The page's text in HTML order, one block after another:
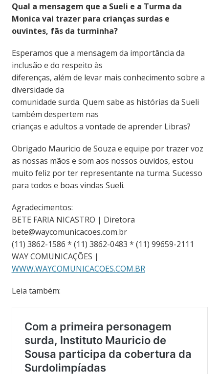
Qual a mensagem que a Sueli e a Turma da
Monica vai trazer para crianças surdas e
ouvintes, fãs da turminha?
Esperamos que a mensagem da importância da
inclusão e do respeito às
diferenças, além de levar mais conhecimento sobre a
diversidade da
comunidade surda. Quem sabe as histórias da Sueli
também despertem nas
crianças e adultos a vontade de aprender Libras?
Obrigado Mauricio de Souza e equipe por trazer voz
as nossas mãos e som aos nossos ouvidos, estou
muito feliz por ter representante na turma. Sucesso
para todos e boas vindas Sueli.
Agradecimentos:
BETE FARIA NICASTRO | Diretora
bete@waycomunicacoes.com.br
(11) 3862-1586 * (11) 3862-0483 * (11) 99659-2111
WAY COMUNICAÇÕES |
WWW.WAYCOMUNICACOES.COM.BR
Leia também: